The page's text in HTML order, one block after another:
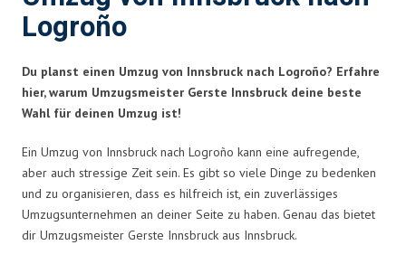
Logroño
Du planst einen Umzug von Innsbruck nach Logroño? Erfahre
hier, warum Umzugsmeister Gerste Innsbruck deine beste
Wahl für deinen Umzug ist!
Ein Umzug von Innsbruck nach Logroño kann eine aufregende,
aber auch stressige Zeit sein. Es gibt so viele Dinge zu bedenken
und zu organisieren, dass es hilfreich ist, ein zuverlässiges
Umzugsunternehmen an deiner Seite zu haben. Genau das bietet
dir Umzugsmeister Gerste Innsbruck aus Innsbruck.